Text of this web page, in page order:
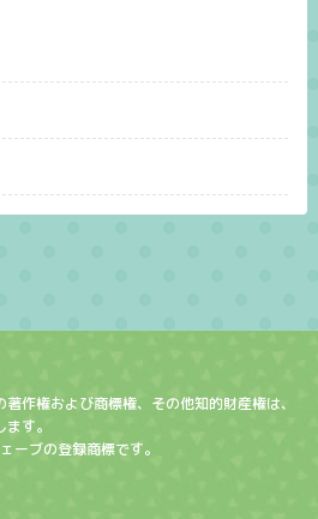
作権および商標権、その他知的財産権は、
す。
ーブの登録商標です。